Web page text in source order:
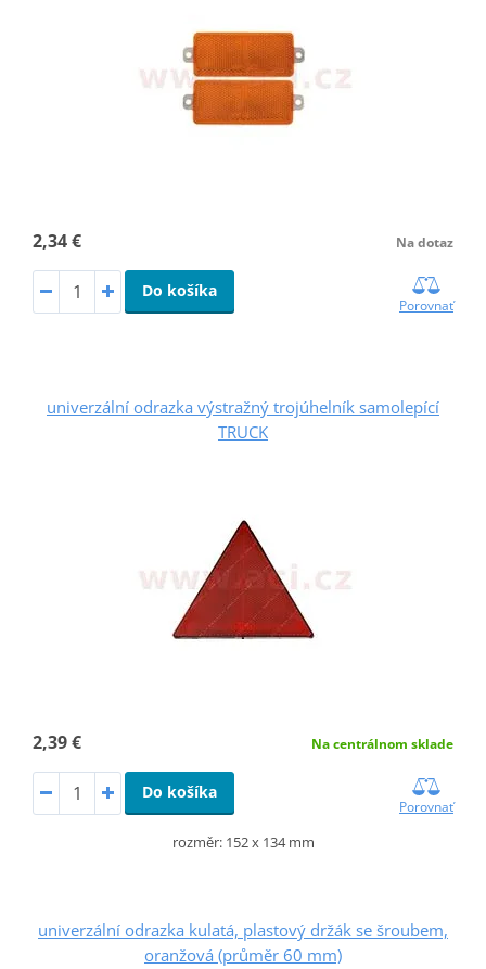
2,34 € Na dotaz
Do košíka
Porovnať
univerzální odrazka výstražný trojúhelník samolepící
TRUCK
2,39 € Na centrálnom sklade
Do košíka
Porovnať
rozměr: 152 x 134 mm
univerzální odrazka kulatá, plastový držák se šroubem,
oranžová (průměr 60 mm)